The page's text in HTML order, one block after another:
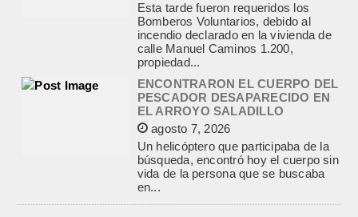
Esta tarde fueron requeridos los
Bomberos Voluntarios, debido al
incendio declarado en la vivienda de
calle Manuel Caminos 1.200,
propiedad...
ENCONTRARON EL CUERPO DEL
PESCADOR DESAPARECIDO EN
EL ARROYO SALADILLO
agosto 7, 2026
Un helicóptero que participaba de la
búsqueda, encontró hoy el cuerpo sin
vida de la persona que se buscaba
en...
LA CAPILLA SAN CAYETANO